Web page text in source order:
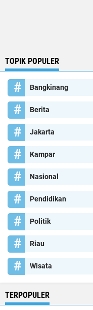
TOPIK POPULER
Bangkinang
Berita
Jakarta
Kampar
Nasional
Pendidikan
Politik
Riau
Wisata
TERPOPULER